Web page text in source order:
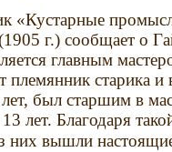
«Кустарные
г.) сообщает о
главным
племянник старика
был старшим в
лет. Благодаря
них вышли